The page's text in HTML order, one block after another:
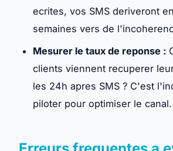
ecrites, vos SMS deriveront
semaines vers de
Mesurer le taux de reponse :
clients viennent recuperer
les 24h apres SMS ? C'est
piloter pour optimiser le canal.